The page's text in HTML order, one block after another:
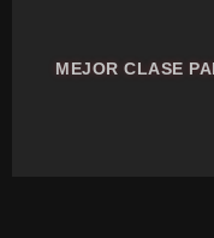
MEJOR CLASE